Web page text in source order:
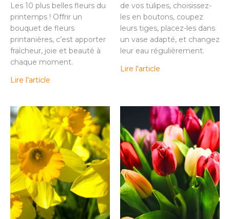
Les 10 plus belles fleurs du
printemps ! Offrir un
bouquet de fleurs
printanières, c’est apporter
fraîcheur, joie et beauté à
chaque moment.
Lire l'article
de vos tulipes, choisissez-
les en boutons, coupez
leurs tiges, placez-les dans
un vase adapté, et changez
leur eau régulièrement.
Lire l'article